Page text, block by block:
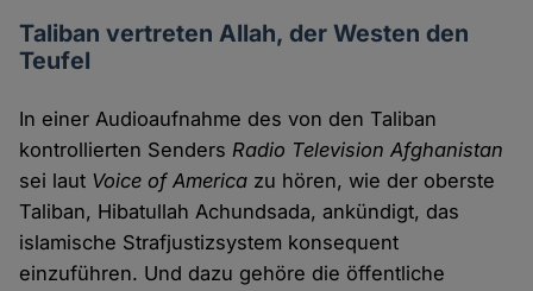
Taliban vertreten Allah, der Westen den
Teufel
In einer Audioaufnahme des von den Taliban
kontrollierten SendersRadio Television Afghanistan
sei laut Voice of America zu hören, wie der oberste
Taliban, Hibatullah Achundsada, ankündigt, das
islamische Strafjustizsystem konsequent
einzuführen. Und dazu gehöre die öffentliche